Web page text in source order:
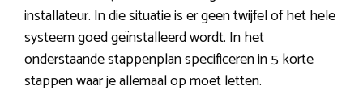
installateur. In die situatie is er geen twijfel of het hele
systeem goed geïnstalleerd wordt. In het
onderstaande stappenplan specificeren in 5 korte
stappen waar je allemaal op moet letten.